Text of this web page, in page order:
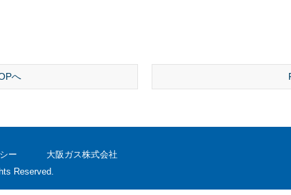
へ
ー
大阪ガス株式会社
Reserved.